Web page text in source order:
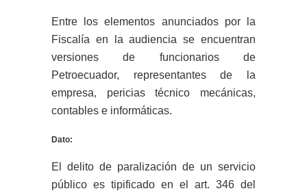
Entre los elementos anunciados por la
Fiscalía en la audiencia se encuentran
versiones de funcionarios de
Petroecuador, representantes de la
empresa, pericias técnico mecánicas,
contables e informáticas.
Dato:
El delito de paralización de un servicio
público es tipificado en el art. 346 del